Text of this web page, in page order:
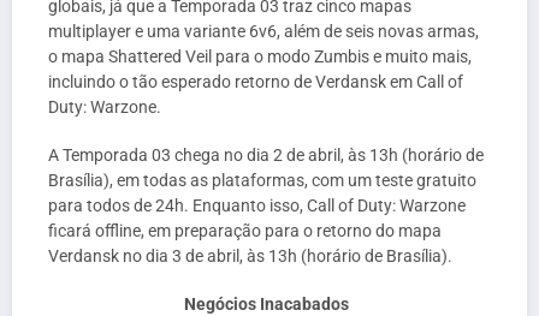
globais, já que a Temporada 03 traz cinco mapas
multiplayer e uma variante 6v6, além de seis novas armas,
o mapa Shattered Veil para o modo Zumbis e muito mais,
incluindo o tão esperado retorno de Verdansk em Call of
Duty: Warzone.
A Temporada 03 chega no dia 2 de abril, às 13h (horário de
Brasília), em todas as plataformas, com um teste gratuito
para todos de 24h. Enquanto isso, Call of Duty: Warzone
ficará offline, em preparação para o retorno do mapa
Verdansk no dia 3 de abril, às 13h (horário de Brasília).
Negócios Inacabados